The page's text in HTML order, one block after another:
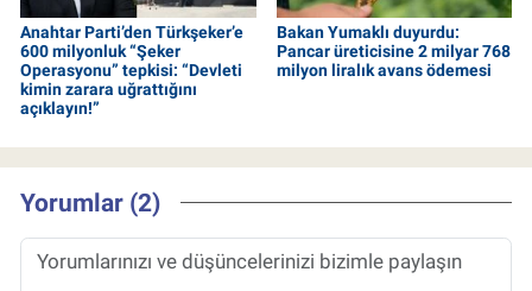
Anahtar Parti’den Türkşeker’e
600 milyonluk “Şeker
Operasyonu” tepkisi: “Devleti
kimin zarara uğrattığını
açıklayın!”
Bakan Yumaklı duyurdu:
Pancar üreticisine 2 milyar 768
milyon liralık avans ödemesi
Yorumlar (2)